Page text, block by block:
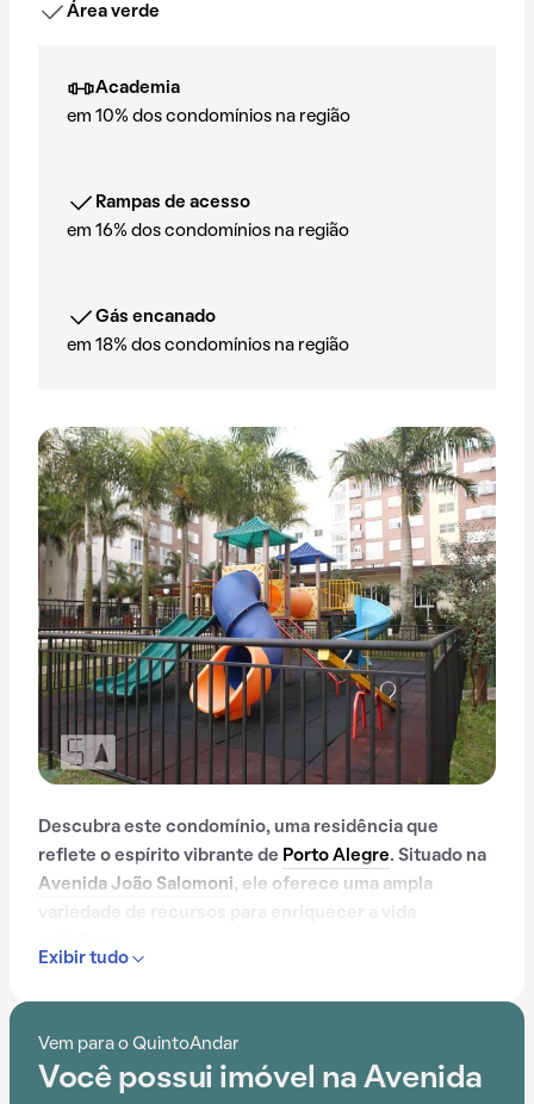
Área verde
Academia
em 10% dos condomínios na região
Rampas de acesso
em 16% dos condomínios na região
Gás encanado
em 18% dos condomínios na região
Descubra este condomínio, uma residência que
reflete o espírito vibrante de Porto Alegre. Situado na
Avenida João Salomoni, ele oferece uma ampla
Com portaria 24 horas, academia, salão de festas, gás
para quem busca conforto e entretenimento.
Exibir tudo
Vem para o QuintoAndar
Você possui imóvel na Avenida